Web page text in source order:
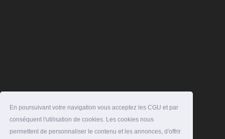
En poursuivant votre navigation vous acceptez les CGU et par
conséquent l'utilisation de cookies. Les cookies nous
permettent de personnaliser le contenu et les annonces, d'offrir